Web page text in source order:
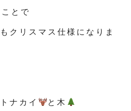
とで
クリスマス仕様になりま
ナカイ と木